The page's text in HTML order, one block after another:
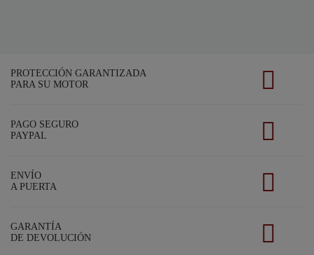
PROTECCIÓN GARANTIZADA
PARA SU MOTOR
PAGO SEGURO
PAYPAL
ENVÍO
A PUERTA
GARANTÍA
DE DEVOLUCIÓN